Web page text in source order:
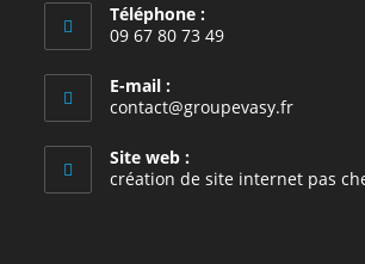
Téléphone :
09 67 80 73 49
E-mail :
contact@groupevasy.fr
Site web :
création de site internet pas